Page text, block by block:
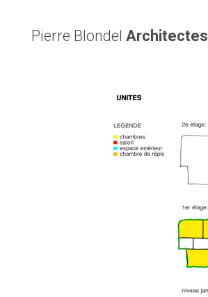
Pierre Blondel Architectes